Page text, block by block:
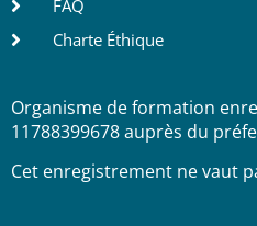
FAQ
Charte Éthique
Organisme de formation
11788399678 auprès du
Cet enregistrement ne vaut